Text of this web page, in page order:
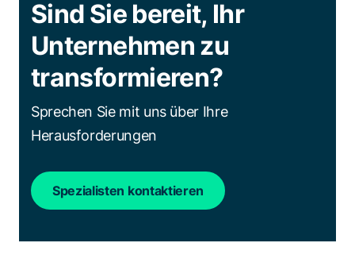
Sind Sie bereit, Ihr
Unternehmen zu
transformieren?
Sprechen Sie mit uns über Ihre
Herausforderungen
Spezialisten kontaktieren